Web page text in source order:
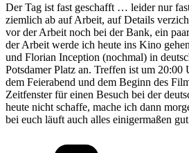
Der Tag ist fast geschafft … leider nur
ziemlich ab auf Arbeit, auf Details
vor der Arbeit noch bei der Bank, ein
der Arbeit werde ich heute ins Kino
und Florian Inception (nochmal) in
Potsdamer Platz an. Treffen ist um 20:00
dem Feierabend und dem Beginn des
Zeitfenster für einen Besuch bei der
heute nicht schaffe, mache ich dann
bei euch läuft auch alles einigermaßen